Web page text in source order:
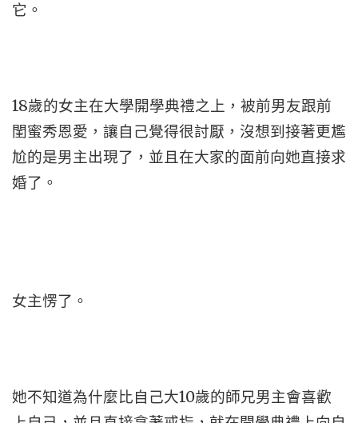
它。
18歲的女主在大學開學典禮之上，被前男友跟前
閨蜜秀恩愛，讓自己覺得很討厭，沒想到接著更尷
尬的是男主出現了，並且在大家的面前向她直接求
婚了。
女主愣了。
她不知道為什麼比自己大10歲的師兄男主會喜歡